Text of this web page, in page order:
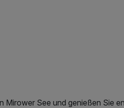
Mirower See und genießen Sie